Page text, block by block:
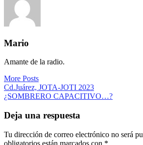
Mario
Amante de la radio.
More Posts
Navegación
de
entradas
Cd.Juárez, JOTA-JOTI 2023
¿SOMBRERO CAPACITIVO…?
Deja una respuesta
Tu dirección de correo electrónico no será
obligatorios están marcados con *